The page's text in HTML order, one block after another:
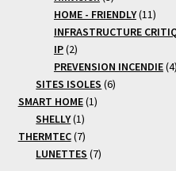
produits
HOME - FRIENDLY 1111
INFRASTRUCTURE
IP 22
produits
PREVENSION INCENDIE 44
SITES ISOLES 66
SMART HOME 11
SHELLY 11
produit
THERMTEC 77
produits
LUNETTES 77